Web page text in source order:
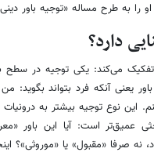
به طرح مساله «توجیه باور
دارد؟
تفکیک می‌کند: یکی توجیه در سطح
یعنی آنکه فرد بتواند بگوید:
این نوع توجیه بیشتر به
عمیق‌تر است: آیا این باور
نه صرفا «مقبول» یا «موروثی»؟